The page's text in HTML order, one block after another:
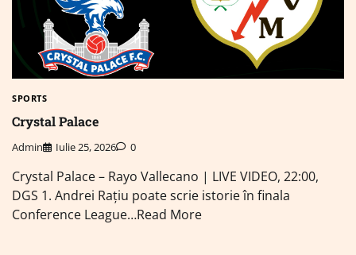
SPORTS
Crystal Palace
Admin Iulie 25, 2026 0
Crystal Palace – Rayo Vallecano | LIVE VIDEO, 22:00,
DGS 1. Andrei Rațiu poate scrie istorie în finala
Conference League…Read More